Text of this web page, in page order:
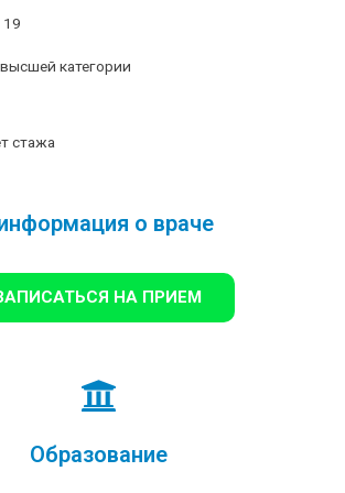
19
категории
стажа
о враче
НА ПРИЕМ
Образование